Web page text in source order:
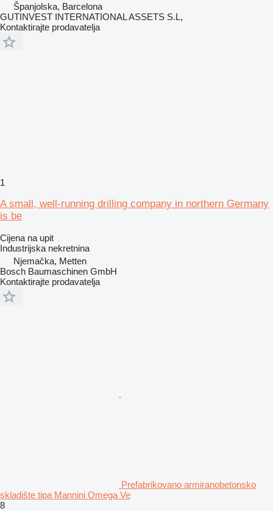
Španjolska, Barcelona
GUTINVEST INTERNATIONAL ASSETS S.L,
Kontaktirajte prodavatelja
1
A small, well-running drilling company in northern Germany
is be
Cijena na upit
Industrijska nekretnina
Njemačka, Metten
Bosch Baumaschinen GmbH
Kontaktirajte prodavatelja
Prefabrikovano armiranobetonsko
skladište tipa Mannini Omega Ve
8